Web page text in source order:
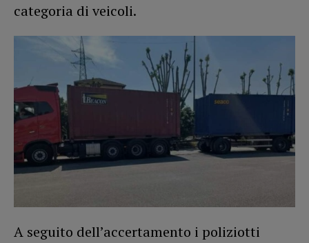
categoria di veicoli.
A seguito dell’accertamento i poliziotti